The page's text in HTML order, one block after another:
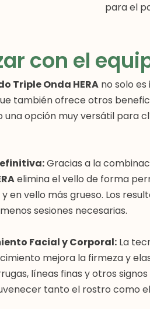
para el
con el
Triple Onda HERA no solo
también ofrece otros
una opción muy versátil para
Gracias a la
elimina el vello de forma
en vello más grueso. Los
sesiones necesarias.
Facial y Corporal: La
mejora la firmeza y
líneas finas y otros
tanto el rostro como